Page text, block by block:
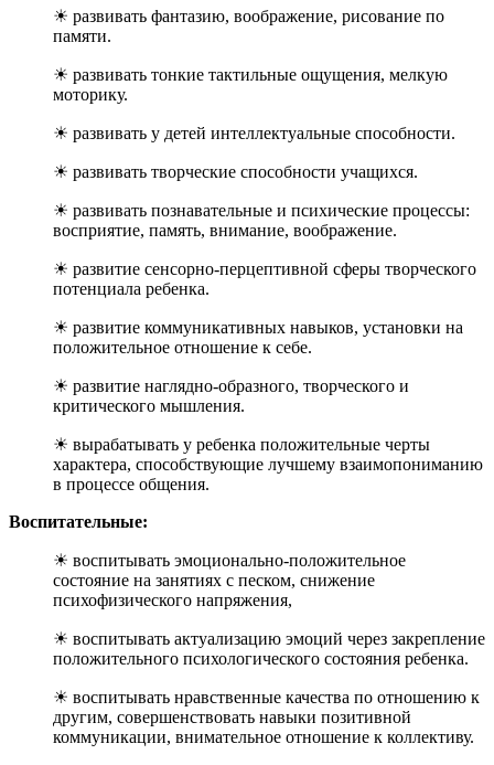
☀ развивать фантазию, воображение, рисование по
памяти.
☀ развивать тонкие тактильные ощущения, мелкую
моторику.
☀ развивать у детей интеллектуальные способности.
☀ развивать творческие способности учащихся.
☀ развивать познавательные и психические процессы:
восприятие, память, внимание, воображение.
☀ развитие сенсорно-перцептивной сферы творческого
потенциала ребенка.
☀ развитие коммуникативных навыков, установки на
положительное отношение к себе.
☀ развитие наглядно-образного, творческого и
критического мышления.
☀ вырабатывать у ребенка положительные черты
характера, способствующие лучшему взаимопониманию
в процессе общения.
Воспитательные:
☀ воспитывать эмоционально-положительное
состояние на занятиях с песком, снижение
психофизического напряжения,
☀ воспитывать актуализацию эмоций через закрепление
положительного психологического состояния ребенка.
☀ воспитывать нравственные качества по отношению к
другим, совершенствовать навыки позитивной
коммуникации, внимательное отношение к коллективу.